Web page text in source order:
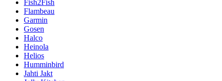
Fish2Fish
Flambeau
Garmin
Gosen
Halco
Heinola
Helios
Humminbird
Jahti Jakt